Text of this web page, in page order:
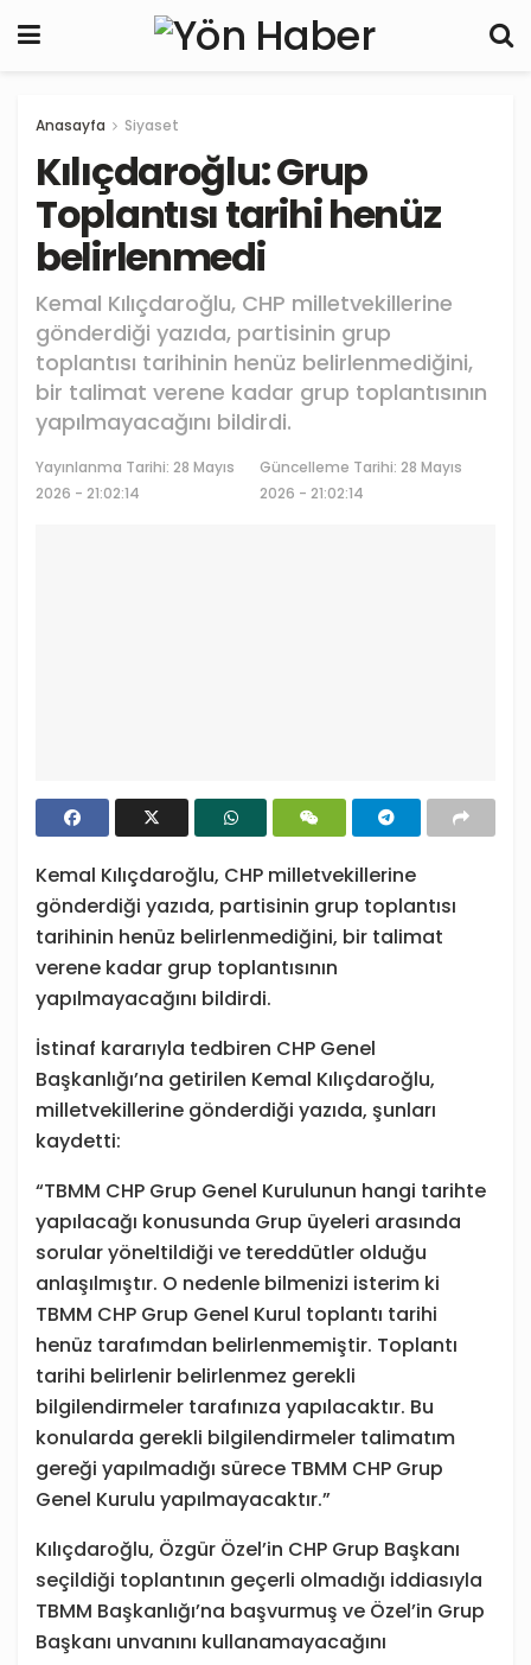
Anasayfa Siyaset
Kılıçdaroğlu: Grup
Toplantısı tarihi henüz
belirlenmedi
Kemal Kılıçdaroğlu, CHP milletvekillerine
gönderdiği yazıda, partisinin grup
toplantısı tarihinin henüz belirlenmediğini,
bir talimat verene kadar grup toplantısının
yapılmayacağını bildirdi.
Yayınlanma Tarihi: 28 Mayıs
2026 - 21:02:14
Güncelleme Tarihi: 28 Mayıs
2026 - 21:02:14
Kemal Kılıçdaroğlu, CHP milletvekillerine
gönderdiği yazıda, partisinin grup toplantısı
tarihinin henüz belirlenmediğini, bir talimat
verene kadar grup toplantısının
yapılmayacağını bildirdi.
İstinaf kararıyla tedbiren CHP Genel
Başkanlığı’na getirilen Kemal Kılıçdaroğlu,
milletvekillerine gönderdiği yazıda, şunları
kaydetti:
“TBMM CHP Grup Genel Kurulunun hangi tarihte
yapılacağı konusunda Grup üyeleri arasında
sorular yöneltildiği ve tereddütler olduğu
anlaşılmıştır. O nedenle bilmenizi isterim ki
TBMM CHP Grup Genel Kurul toplantı tarihi
henüz tarafımdan belirlenmemiştir. Toplantı
tarihi belirlenir belirlenmez gerekli
bilgilendirmeler tarafınıza yapılacaktır. Bu
konularda gerekli bilgilendirmeler talimatım
gereği yapılmadığı sürece TBMM CHP Grup
Genel Kurulu yapılmayacaktır.”
Kılıçdaroğlu, Özgür Özel’in CHP Grup Başkanı
seçildiği toplantının geçerli olmadığı iddiasıyla
TBMM Başkanlığı’na başvurmuş ve Özel’in Grup
Başkanı unvanını kullanamayacağını